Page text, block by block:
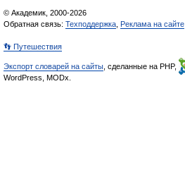
© Академик, 2000-2026
Обратная связь: Техподдержка Реклама на сайте
👣 Путешествия
Экспорт словарей на сайты , сделанные на PHP,
WordPress, MODx.